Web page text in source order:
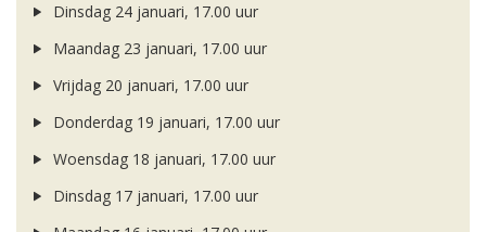
Dinsdag 24 januari, 17.00 uur
Maandag 23 januari, 17.00 uur
Vrijdag 20 januari, 17.00 uur
Donderdag 19 januari, 17.00 uur
Woensdag 18 januari, 17.00 uur
Dinsdag 17 januari, 17.00 uur